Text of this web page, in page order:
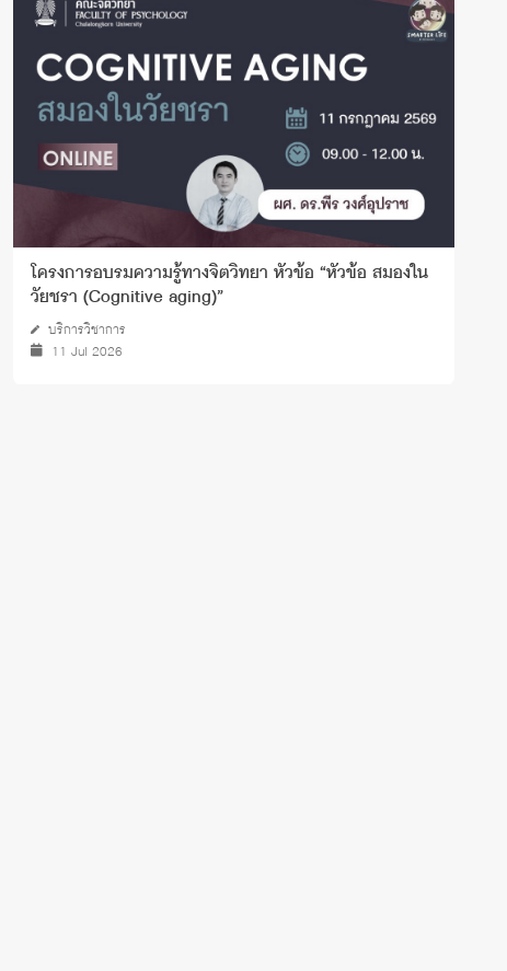
โครงการอบรมความรู้ทางจิตวิทยา หัวข้อ “หัวข้อ สมองใน
วัยชรา (Cognitive aging)”
บริการวิชาการ
11 Jul 2026